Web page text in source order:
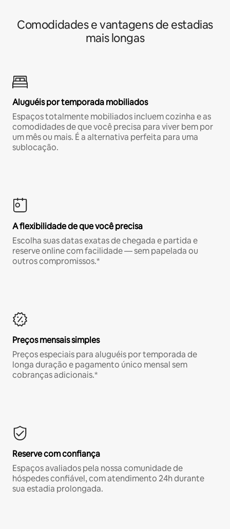
Comodidades e vantagens de estadias
mais longas
Aluguéis por temporada mobiliados
Espaços totalmente mobiliados incluem cozinha e as
comodidades de que você precisa para viver bem por
um mês ou mais. É a alternativa perfeita para uma
sublocação.
A flexibilidade de que você precisa
Escolha suas datas exatas de chegada e partida e
reserve online com facilidade — sem papelada ou
outros compromissos.*
Preços mensais simples
Preços especiais para aluguéis por temporada de
longa duração e pagamento único mensal sem
cobranças adicionais.*
Reserve com confiança
Espaços avaliados pela nossa comunidade de
hóspedes confiável, com atendimento 24h durante
sua estadia prolongada.